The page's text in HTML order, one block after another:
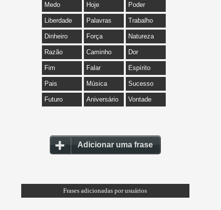
Medo Hoje Poder
Liberdade Palavras Trabalho
Dinheiro Força Natureza
Razão Caminho Dor
Fim Falar Espírito
Pais Música Sucesso
Futuro Aniversário Vontade
Adicionar uma frase
Frases adicionadas por usuários